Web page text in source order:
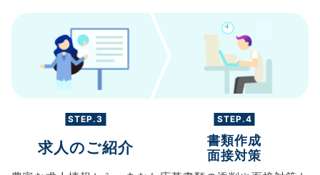
STEP.3
求人のご紹介
STEP.4
書類作成
面接対策